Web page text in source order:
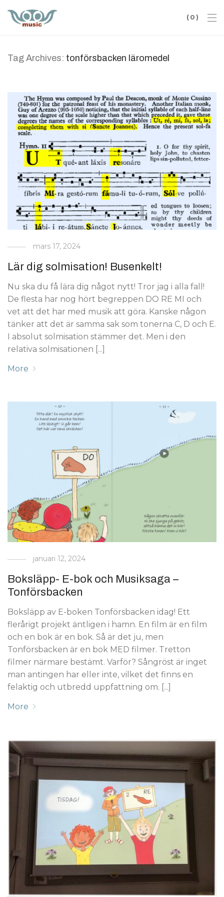
0
Tag Archives: tonförsbacken läromedel
mars 17, 2024
Lär dig solmisation! Busenkelt!
Nu ska du få lära dig något nytt! Tror jag i alla fall!
De flesta har nog hört begreppen DO RE MI och
vet att det har med musik att göra. Kanske någon
tänker att det är samma sak som tonerna C, D och E.
I absolut solmisation stämmer det. Men i den
relativa solmisationen [...]
More
januari 12, 2024
Boksläpp- E-bok och Musiksaga –
Tonförsbacken
Boksläpp av E-boken Tonförsbacken idag! Ett
flerårigt projekt äntligen i hamn. En film är en film
och en bok är en bok. Så är det ju, men
Tonförsbacken är en bok MED filmer. Tretton
filmer närmare bestämt. Varför? Sångröst är inget
man antingen har eller inte, vilket det finns en
felaktig och utbredd uppfattning om. [...]
More